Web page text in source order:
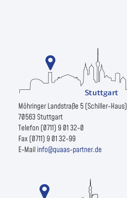
Möhringer Landstraße 5 (Schiller-Haus)
70563 Stuttgart
Telefon (0711) 9 01 32-0
Fax (0711) 9 01 32-99
E-Mailinfo@quaas-partner.de